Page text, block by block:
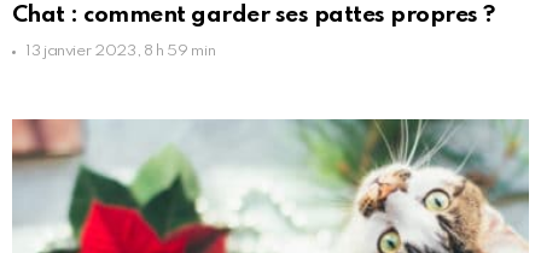
Chat : comment garder ses pattes propres ?
13 janvier 2023, 8 h 59 min